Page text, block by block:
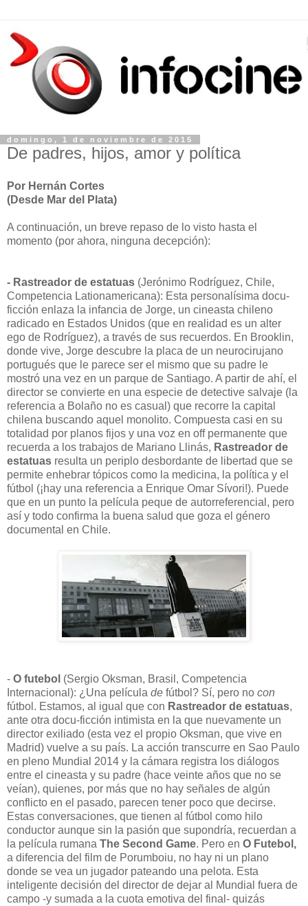
domingo, 1 de noviembre de 2015
De padres, hijos, amor y política
Por Hernán Cortes
(Desde Mar del Plata)
A continuación, un breve repaso de lo visto hasta el
momento (por ahora, ninguna decepción):
- Rastreador de estatuas (Jerónimo Rodríguez, Chile,
Competencia Lationamericana): Esta personalísima docu-
ficción enlaza la infancia de Jorge, un cineasta chileno
radicado en Estados Unidos (que en realidad es un alter
ego de Rodríguez), a través de sus recuerdos. En Brooklin,
donde vive, Jorge descubre la placa de un neurocirujano
portugués que le parece ser el mismo que su padre le
mostró una vez en un parque de Santiago. A partir de ahí, el
director se convierte en una especie de detective salvaje (la
referencia a Bolaño no es casual) que recorre la capital
chilena buscando aquel monolito. Compuesta casi en su
totalidad por planos fijos y una voz en off permanente que
recuerda a los trabajos de Mariano Llinás, Rastreador de
estatuas resulta un periplo desbordante de libertad que se
permite enhebrar tópicos como la medicina, la política y el
fútbol (¡hay una referencia a Enrique Omar Sívori!). Puede
que en un punto la película peque de autorreferencial, pero
así y todo confirma la buena salud que goza el género
documental en Chile.
- O futebol (Sergio Oksman, Brasil, Competencia
Internacional): ¿Una película de fútbol? Sí, pero no con
fútbol. Estamos, al igual que con Rastreador de estatuas,
ante otra docu-ficción intimista en la que nuevamente un
director exiliado (esta vez el propio Oksman, que vive en
Madrid) vuelve a su país. La acción transcurre en Sao Paulo
en pleno Mundial 2014 y la cámara registra los diálogos
entre el cineasta y su padre (hace veinte años que no se
veían), quienes, por más que no hay señales de algún
conflicto en el pasado, parecen tener poco que decirse.
Estas conversaciones, que tienen al fútbol como hilo
conductor aunque sin la pasión que supondría, recuerdan a
la película rumana The Second Game. Pero en O Futebol,
a diferencia del film de Porumboiu, no hay ni un plano
donde se vea un jugador pateando una pelota. Esta
inteligente decisión del director de dejar al Mundial fuera de
campo -y sumada a la cuota emotiva del final- quizás